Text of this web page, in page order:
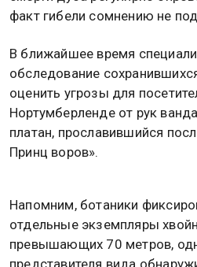
факт гибели сомнению не
В ближайшее время
обследование
оценить угрозы для
Нортумберленде от рук
платан, прославившийся
Принц воров».
Напомним, ботаники
отдельные экземпляры
превышающих 70 метров,
представителя вида